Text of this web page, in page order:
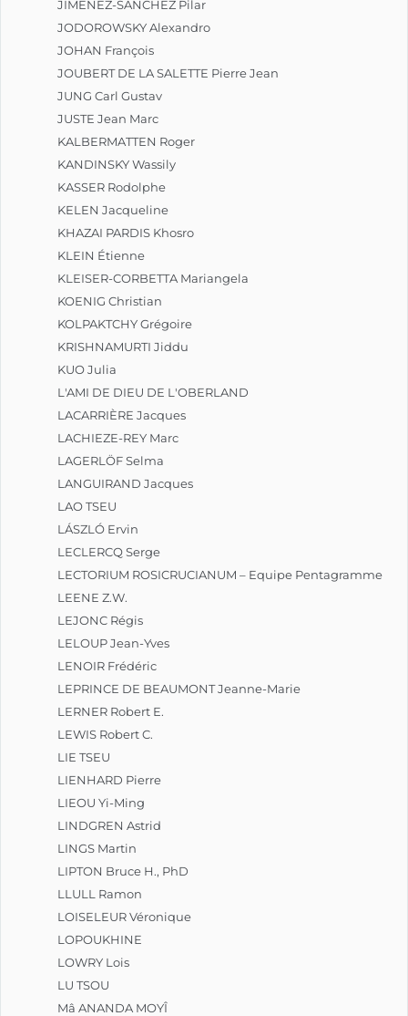
JIMENEZ-SANCHEZ Pilar
JODOROWSKY Alexandro
JOHAN François
JOUBERT DE LA SALETTE Pierre Jean
JUNG Carl Gustav
JUSTE Jean Marc
KALBERMATTEN Roger
KANDINSKY Wassily
KASSER Rodolphe
KELEN Jacqueline
KHAZAI PARDIS Khosro
KLEIN Étienne
KLEISER-CORBETTA Mariangela
KOENIG Christian
KOLPAKTCHY Grégoire
KRISHNAMURTI Jiddu
KUO Julia
L'AMI DE DIEU DE L'OBERLAND
LACARRIÈRE Jacques
LACHIEZE-REY Marc
LAGERLÖF Selma
LANGUIRAND Jacques
LAO TSEU
LÁSZLÓ Ervin
LECLERCQ Serge
LECTORIUM ROSICRUCIANUM – Equipe Pentagramme
LEENE Z.W.
LEJONC Régis
LELOUP Jean-Yves
LENOIR Frédéric
LEPRINCE DE BEAUMONT Jeanne-Marie
LERNER Robert E.
LEWIS Robert C.
LIE TSEU
LIENHARD Pierre
LIEOU Yi-Ming
LINDGREN Astrid
LINGS Martin
LIPTON Bruce H., PhD
LLULL Ramon
LOISELEUR Véronique
LOPOUKHINE
LOWRY Lois
LU TSOU
Mâ ANANDA MOYÎ